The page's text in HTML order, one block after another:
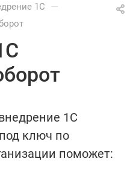
1С —
1С
ключ по
поможет: